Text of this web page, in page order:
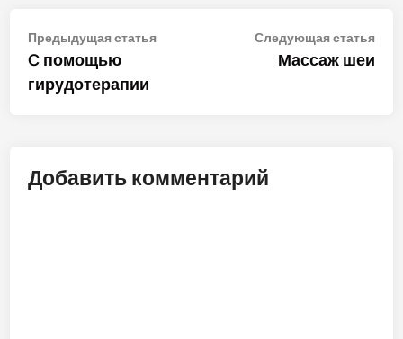
Навигация
по
записям
Предыдущая статьяПредыдущая
C помощью
гирудотерапии
Следующая статья
Массаж шеи
Добавить комментарий